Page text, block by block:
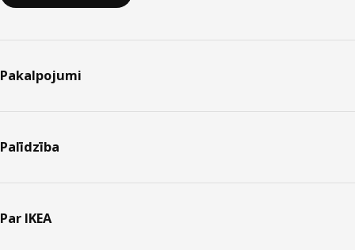
Pakalpojumi
Palīdzība
Par IKEA